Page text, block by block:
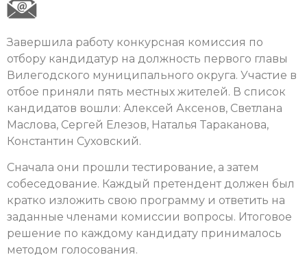
Завершила работу конкурсная комиссия по
отбору кандидатур на должность первого главы
Вилегодского муниципального округа. Участие в
отбое приняли пять местных жителей. В список
кандидатов вошли: Алексей Аксенов, Светлана
Маслова, Сергей Елезов, Наталья Тараканова,
Константин Суховский.
Сначала они прошли тестирование, а затем
собеседование. Каждый претендент должен был
кратко изложить свою программу и ответить на
заданные членами комиссии вопросы. Итоговое
решение по каждому кандидату принималось
методом голосования.